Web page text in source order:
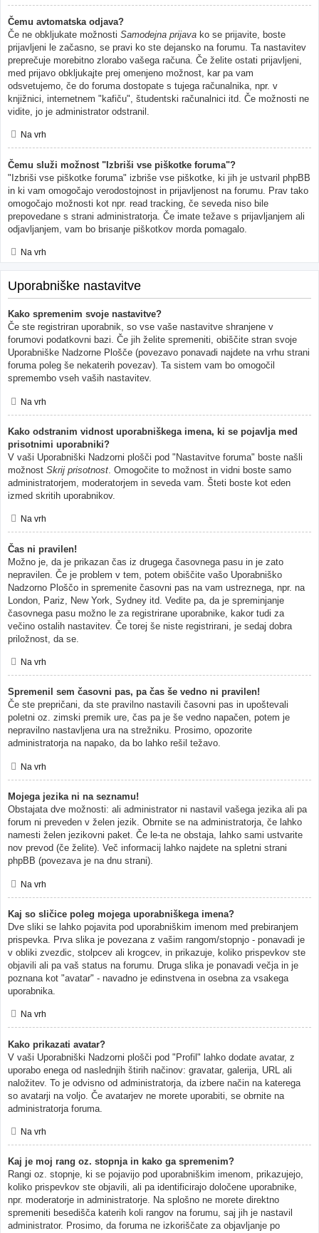
Čemu avtomatska odjava?
Če ne obkljukate možnosti Samodejna prijava ko se prijavite, boste
prijavljeni le začasno, se pravi ko ste dejansko na forumu. Ta nastavitev
preprečuje morebitno zlorabo vašega računa. Če želite ostati prijavljeni,
med prijavo obkljukajte prej omenjeno možnost, kar pa vam
odsvetujemo, če do foruma dostopate s tujega računalnika, npr. v
knjižnici, internetnem "kafiču", študentski računalnici itd. Če možnosti ne
vidite, jo je administrator odstranil.
Na vrh
Čemu služi možnost "Izbriši vse piškotke foruma"?
"Izbriši vse piškotke foruma" izbriše vse piškotke, ki jih je ustvaril phpBB
in ki vam omogočajo verodostojnost in prijavljenost na forumu. Prav tako
omogočajo možnosti kot npr. read tracking, če seveda niso bile
prepovedane s strani administratorja. Če imate težave s prijavljanjem ali
odjavljanjem, vam bo brisanje piškotkov morda pomagalo.
Na vrh
Uporabniške nastavitve
Kako spremenim svoje nastavitve?
Če ste registriran uporabnik, so vse vaše nastavitve shranjene v
forumovi podatkovni bazi. Če jih želite spremeniti, obiščite stran svoje
Uporabniške Nadzorne Plošče (povezavo ponavadi najdete na vrhu strani
foruma poleg še nekaterih povezav). Ta sistem vam bo omogočil
spremembo vseh vaših nastavitev.
Na vrh
Kako odstranim vidnost uporabniškega imena, ki se pojavlja med
prisotnimi uporabniki?
V vaši Uporabniški Nadzorni plošči pod "Nastavitve foruma" boste našli
možnost Skrij prisotnost . Omogočite to možnost in vidni boste samo
administratorjem, moderatorjem in seveda vam. Šteti boste kot eden
izmed skritih uporabnikov.
Na vrh
Čas ni pravilen!
Možno je, da je prikazan čas iz drugega časovnega pasu in je zato
nepravilen. Če je problem v tem, potem obiščite vašo Uporabniško
Nadzorno Ploščo in spremenite časovni pas na vam ustreznega, npr. na
London, Pariz, New York, Sydney itd. Vedite pa, da je spreminjanje
časovnega pasu možno le za registrirane uporabnike, kakor tudi za
večino ostalih nastavitev. Če torej še niste registrirani, je sedaj dobra
priložnost, da se.
Na vrh
Spremenil sem časovni pas, pa čas še vedno ni pravilen!
Če ste prepričani, da ste pravilno nastavili časovni pas in upoštevali
poletni oz. zimski premik ure, čas pa je še vedno napačen, potem je
nepravilno nastavljena ura na strežniku. Prosimo, opozorite
administratorja na napako, da bo lahko rešil težavo.
Na vrh
Mojega jezika ni na seznamu!
Obstajata dve možnosti: ali administrator ni nastavil vašega jezika ali pa
forum ni preveden v želen jezik. Obrnite se na administratorja, če lahko
namesti želen jezikovni paket. Če le-ta ne obstaja, lahko sami ustvarite
nov prevod (če želite). Več informacij lahko najdete na spletni strani
phpBB (povezava je na dnu strani).
Na vrh
Kaj so sličice poleg mojega uporabniškega imena?
Dve sliki se lahko pojavita pod uporabniškim imenom med prebiranjem
prispevka. Prva slika je povezana z vašim rangom/stopnjo - ponavadi je
v obliki zvezdic, stolpcev ali krogcev, in prikazuje, koliko prispevkov ste
objavili ali pa vaš status na forumu. Druga slika je ponavadi večja in je
poznana kot "avatar" - navadno je edinstvena in osebna za vsakega
uporabnika.
Na vrh
Kako prikazati avatar?
V vaši Uporabniški Nadzorni plošči pod "Profil" lahko dodate avatar, z
uporabo enega od naslednjih štirih načinov: gravatar, galerija, URL ali
naložitev. To je odvisno od administratorja, da izbere način na katerega
so avatarji na voljo. Če avatarjev ne morete uporabiti, se obrnite na
administratorja foruma.
Na vrh
Kaj je moj rang oz. stopnja in kako ga spremenim?
Rangi oz. stopnje, ki se pojavijo pod uporabniškim imenom, prikazujejo,
koliko prispevkov ste objavili, ali pa identificirajo določene uporabnike,
npr. moderatorje in administratorje. Na splošno ne morete direktno
spremeniti besedišča katerih koli rangov na forumu, saj jih je nastavil
administrator. Prosimo, da foruma ne izkoriščate za objavljanje po